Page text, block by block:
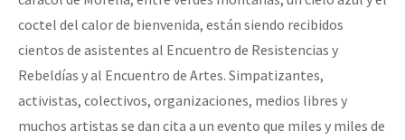
Niñxs
ETIQUETAS
MULTIMEDIA
Se o México sabe, que o mundo saiba! Nossas lutas pela
[25 abr – CDMX] Tokín por el CNI: 30 años de Resistencia y
coctel del calor de bienvenida, están siendo recibidos
cientos de asistentes al Encuentro de Resistencias y
Rebeldías y al Encuentro de Artes. Simpatizantes,
activistas, colectivos, organizaciones, medios libres y
muchos artistas se dan cita a un evento que miles y miles de